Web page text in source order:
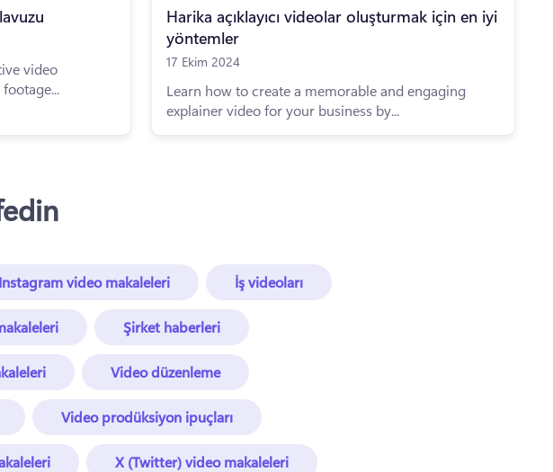
video
Harika açıklayıcı videolar oluşturmak için en iyi
yöntemler
17 Ekim 2024
Learn how to create a memorable and engaging
explainer video for your business by...
Instagram video makaleleri İş videoları
Şirket haberleri
Video düzenleme
Video prodüksiyon ipuçları
X (Twitter) video makaleleri